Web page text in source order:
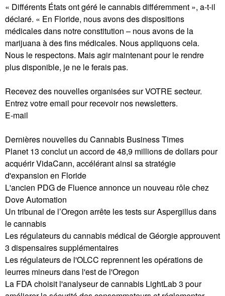
« Différents États ont géré le cannabis différemment », a-t-il
déclaré. « En Floride, nous avons des dispositions
médicales dans notre constitution – nous avons de la
marijuana à des fins médicales. Nous appliquons cela.
Nous le respectons. Mais agir maintenant pour le rendre
plus disponible, je ne le ferais pas.
Recevez des nouvelles organisées sur VOTRE secteur.
Entrez votre email pour recevoir nos newsletters.
E-mail
Dernières nouvelles du Cannabis Business Times
Planet 13 conclut un accord de 48,9 millions de dollars pour
acquérir VidaCann, accélérant ainsi sa stratégie
d'expansion en Floride
L'ancien PDG de Fluence annonce un nouveau rôle chez
Dove Automation
Un tribunal de l’Oregon arrête les tests sur Aspergillus dans
le cannabis
Les régulateurs du cannabis médical de Géorgie approuvent
3 dispensaires supplémentaires
Les régulateurs de l'OLCC reprennent les opérations de
leurres mineurs dans l'est de l'Oregon
La FDA choisit l'analyseur de cannabis LightLab 3 pour